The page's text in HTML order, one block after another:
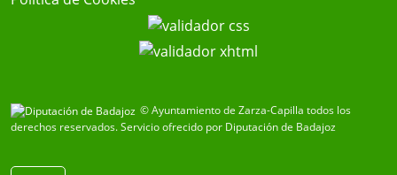
© Ayuntamiento de Zarza-Capilla todos los
derechos reservados.Servicio ofrecido por Diputación de Badajoz